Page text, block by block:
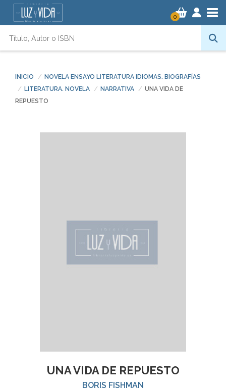
0
INICIO
NOVELA ENSAYO LITERATURA IDIOMAS. BIOGRAFÍAS
LITERATURA. NOVELA
NARRATIVA
UNA VIDA DE
REPUESTO
UNA VIDA DE REPUESTO
BORIS FISHMAN